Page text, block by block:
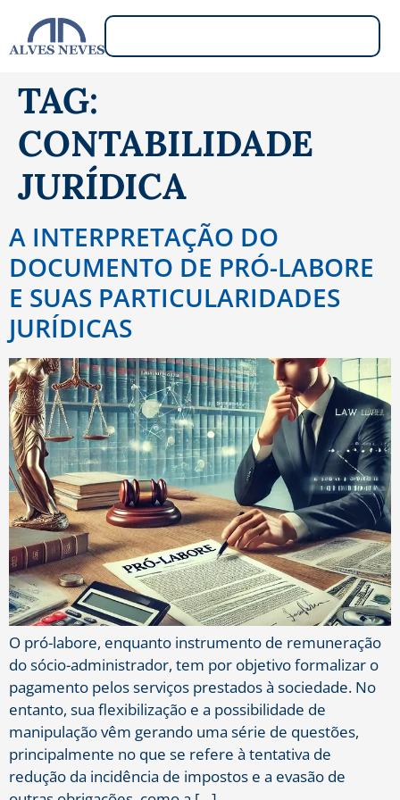
TAG:
CONTABILIDADE
JURÍDICA
A INTERPRETAÇÃO DO
DOCUMENTO DE PRÓ-LABORE
E SUAS PARTICULARIDADES
JURÍDICAS
O pró-labore, enquanto instrumento de remuneração
do sócio-administrador, tem por objetivo formalizar o
pagamento pelos serviços prestados à sociedade. No
entanto, sua flexibilização e a possibilidade de
manipulação vêm gerando uma série de questões,
principalmente no que se refere à tentativa de
redução da incidência de impostos e a evasão de